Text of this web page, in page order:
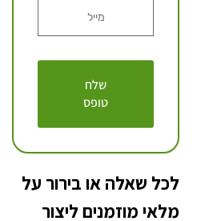
שלח
טופס
לכל שאלה או בירור על
מלאי מוזמנים ליצור